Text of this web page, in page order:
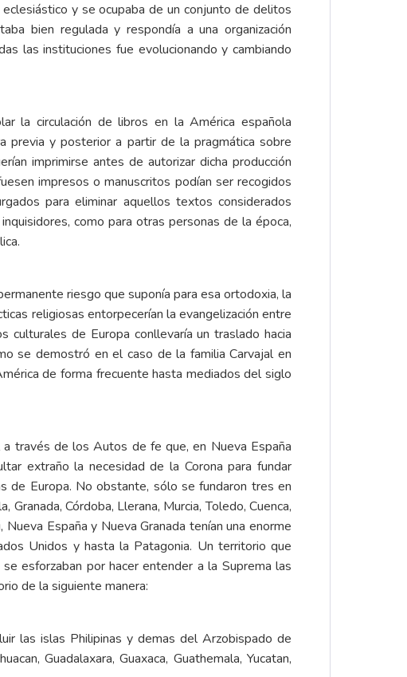
y se ocupaba de un conjunto de delitos
bien regulada y respondía a una organización
las instituciones fue evolucionando y cambiando
la circulación de libros en la América española
previa y posterior a partir de la pragmática sobre
imprimirse antes de autorizar dicha producción
impresos o manuscritos podían ser recogidos
para eliminar aquellos textos considerados
como para otras personas de la época,
riesgo que suponía para esa ortodoxia, la
religiosas entorpecerían la evangelización entre
de Europa conllevaría un traslado hacia
se demostró en el caso de la familia Carvajal en
de forma frecuente hasta mediados del siglo
través de los Autos de fe que, en Nueva España
extraño la necesidad de la Corona para fundar
de Europa. No obstante, sólo se fundaron tres en
Córdoba, Llerana, Murcia, Toledo, Cuenca,
España y Nueva Granada tenían una enorme
Unidos y hasta la Patagonia. Un territorio que
esforzaban por hacer entender a la Suprema las
de la siguiente manera:
las islas Philipinas y demas del Arzobispado de
Guadalaxara, Guaxaca, Guathemala, Yucatan,